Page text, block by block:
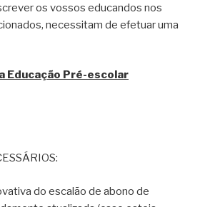
os vossos educandos nos
necessitam de efetuar uma
Educação Pré-escolar
do escalão de abono de